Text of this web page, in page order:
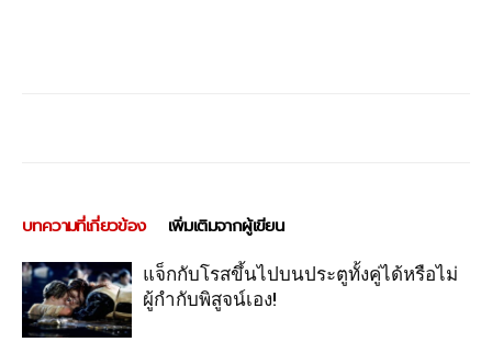
บทความที่เกี่ยวข้อง เพิ่มเติมจากผู้เขียน
แจ็กกับโรสขึ้นไปบนประตูทั้งคู่ได้หรือไม่
ผู้กำกับพิสูจน์เอง!